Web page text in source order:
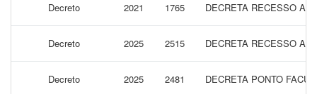
Decreto 2021 1765 DECRETA RECESSO
Decreto 2025 2515 DECRETA RECESSO
Decreto 2025 2481 DECRETA PONTO